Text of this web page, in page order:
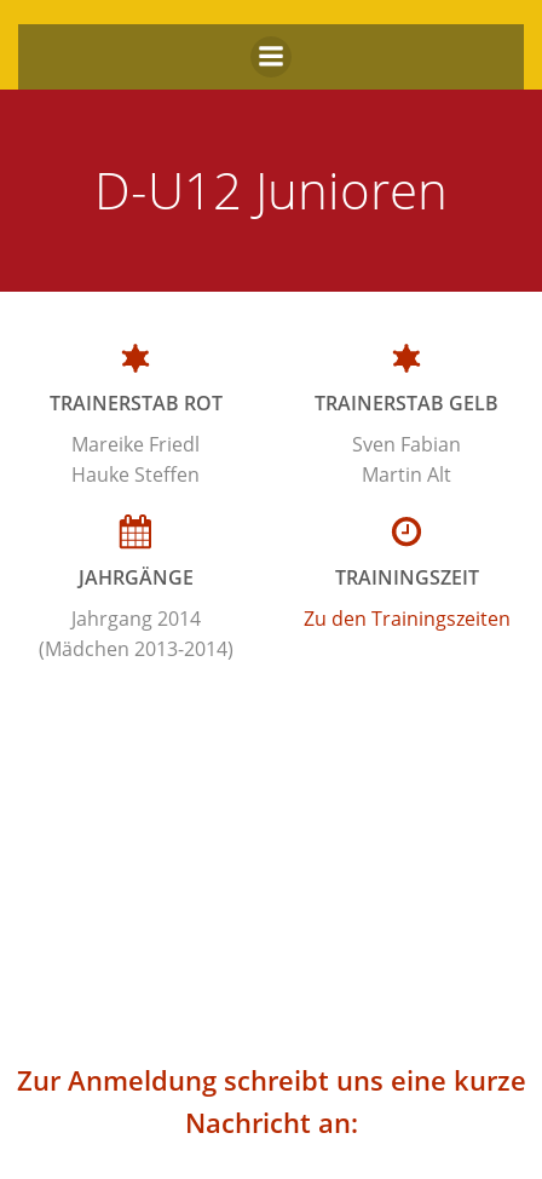
Inhalt
springen
D-U12 Junioren
TRAINERSTAB ROT
Mareike Friedl
Hauke Steffen
TRAINERSTAB GELB
Sven Fabian
Martin Alt
JAHRGÄNGE
Jahrgang 2014
(Mädchen 2013-2014)
TRAININGSZEIT
Zu den Trainingszeiten
Zur Anmeldung schreibt uns eine kurze
Nachricht an: